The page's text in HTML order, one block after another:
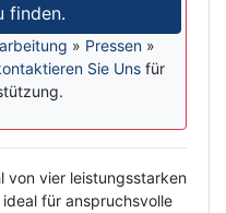
finden.
» Pressen»
Sie Uns für
von vier leistungsstarken
für anspruchsvolle